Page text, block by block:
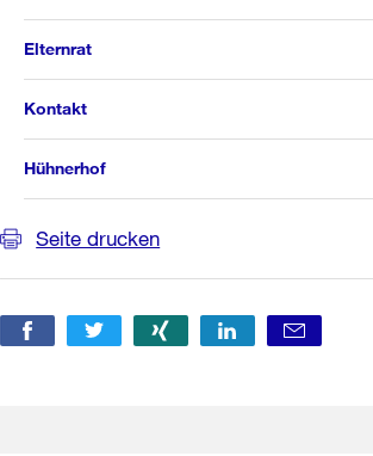
Elternrat
Kontakt
Hühnerhof
Seite drucken